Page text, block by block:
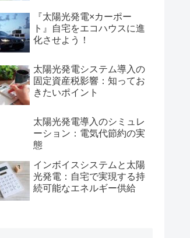
『太陽光発電×カーポー
ト』自宅をエコハウスに進
化させよう！
太陽光発電システム導入の
固定資産税影響：知ってお
きたいポイント
太陽光発電導入のシミュレ
ーション：電気代節約の実
態
インボイスシステムと太陽
光発電：自宅で実現する持
続可能なエネルギー供給